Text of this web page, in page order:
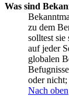
Was sind
zu dem
solltest sie
auf jeder
globalen
oder
Nach oben